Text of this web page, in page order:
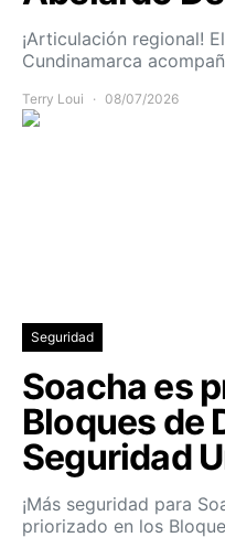
¡Articulación regional!
Cundinamarca
Terry Loui 08/07/2026
Seguridad
Soacha es
Bloques de
Seguridad
¡Más seguridad para
priorizado en los